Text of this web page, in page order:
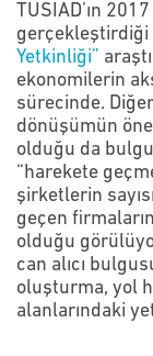
TÜSİAD’ın
gerçekleştirdiği
Yetkinliği”
ekonomilerin
sürecinde.
dönüşümün
olduğu da
“harekete
şirketlerin
geçen
olduğu
can alıcı
oluşturma, yol
alanlarındaki